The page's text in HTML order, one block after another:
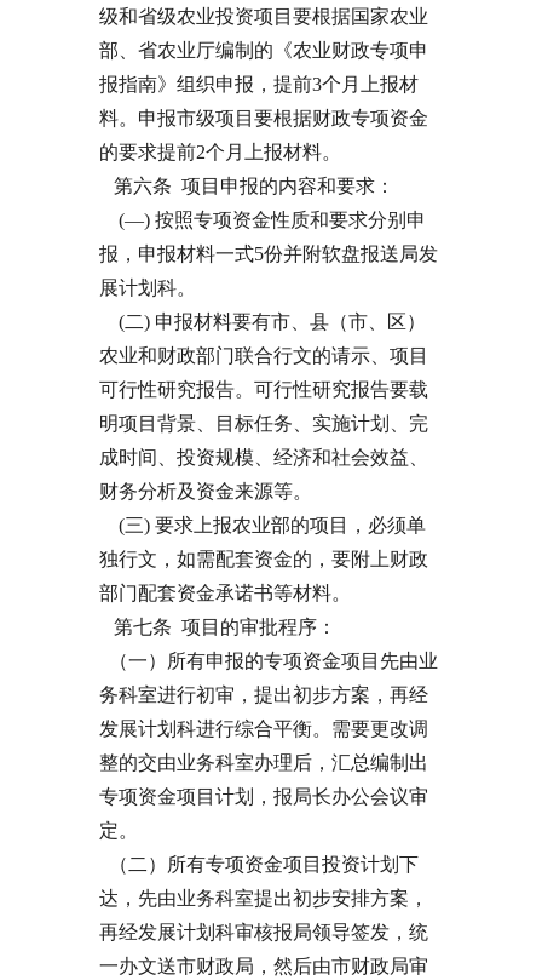
级和省级农业投资项目要根据国家农业
部、省农业厅编制的《农业财政专项申
报指南》组织申报，提前3个月上报材
料。申报市级项目要根据财政专项资金
的要求提前2个月上报材料。
第六条 项目申报的内容和要求：
(—) 按照专项资金性质和要求分别申
报，申报材料一式5份并附软盘报送局发
展计划科。
(二) 申报材料要有市、县（市、区）
农业和财政部门联合行文的请示、项目
可行性研究报告。可行性研究报告要载
明项目背景、目标任务、实施计划、完
成时间、投资规模、经济和社会效益、
财务分析及资金来源等。
(三) 要求上报农业部的项目，必须单
独行文，如需配套资金的，要附上财政
部门配套资金承诺书等材料。
第七条 项目的审批程序：
（一）所有申报的专项资金项目先由业
务科室进行初审，提出初步方案，再经
发展计划科进行综合平衡。需要更改调
整的交由业务科室办理后，汇总编制出
专项资金项目计划，报局长办公会议审
定。
（二）所有专项资金项目投资计划下
达，先由业务科室提出初步安排方案，
再经发展计划科审核报局领导签发，统
一办文送市财政局，然后由市财政局审